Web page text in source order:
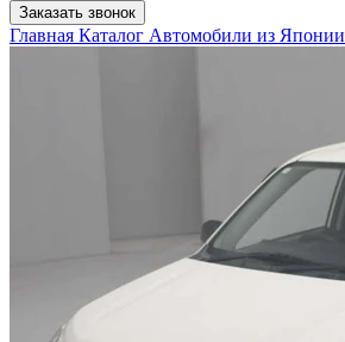
Заказать звонок
Главная Каталог Автомобили из Японии